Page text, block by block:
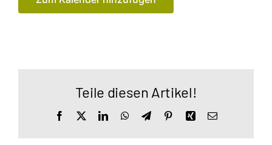
Teile diesen Artikel!
Facebook LinkedInWhatsApp
TelegramPinterestXingE-